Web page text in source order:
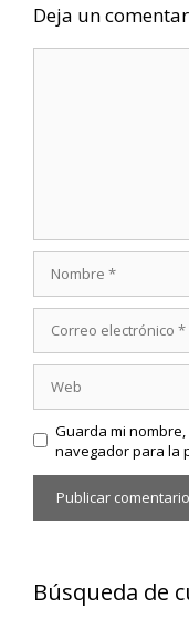
Deja un
electrónico
Guarda mi
navegador para la
Búsqueda de